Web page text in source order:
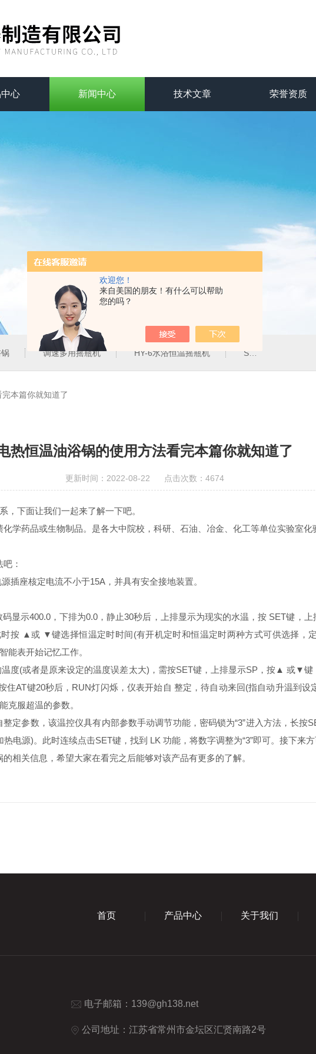
欢迎您！
来自美国的朋友！有什么可以帮助
您的吗？
心 新闻中心 技术文章 荣誉资质
调速多用摇瓶机 HY-6水浴恒温摇瓶机 SHZ-82气浴恒温振荡器
本篇你就知道了
热恒温油浴锅的使用方法看完本篇你就知道了
更新时间：2022-08-22 点击次数：4674
下面让我们一起来了解一下吧。
药品或生物制品。是各大中院校，科研、石油、冶金、化工等单位实验室化
：
座核定电流不小于15A，并具有安全接地装置。
示400.0，下排为0.0，静止30秒后，上排显示为现实的水温，按 SET键，
按 ▲或 ▼键选择恒温定时时间(有开机定时和恒温定时两种方式可供选择，
能表开始记忆工作。
(或者是原来设定的温度误差太大)，需按SET键，上排显示SP，按▲ 或▼键
住AT键20秒后，RUN灯闪烁，仪表开始自 整定，待自动来回(指自动升温到
克服超温的参数。
参数，该温控仪具有内部参数手动调节功能，密码锁为“3”进入方法，长按
电源)。此时连续点击SET键，找到 LK 功能，将数字调整为“3”即可。接下来方
关信息，希望大家在看完之后能够对该产品有更多的了解。
首页 产品中心 关于我们
电子邮箱： 139@gh138.net
公司地址：江苏省常州市金坛区汇贤南路2号